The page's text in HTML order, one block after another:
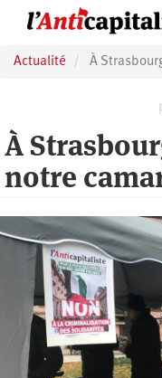
principal
Actualité À
À
notre